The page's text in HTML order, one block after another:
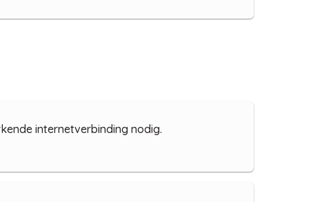
internetverbinding nodig.